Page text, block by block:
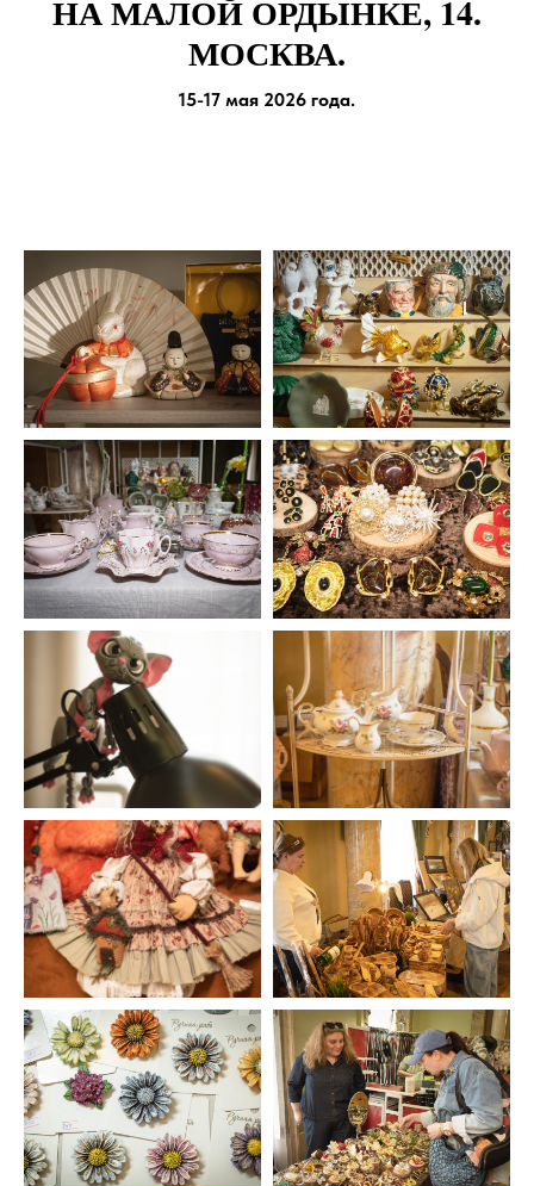
НА МАЛОЙ ОРДЫНКЕ, 14.
МОСКВА.
15-17 мая 2026 года.